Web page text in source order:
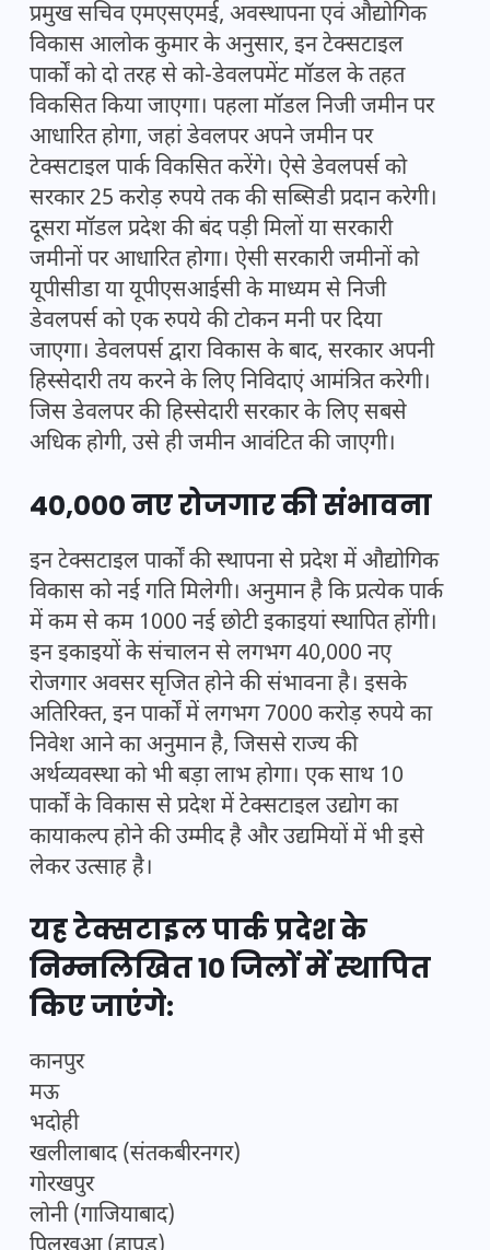
प्रमुख सचिव एमएसएमई, अवस्थापना एवं औद्योगिक
विकास आलोक कुमार के अनुसार, इन टेक्सटाइल
पार्कों को दो तरह से को-डेवलपमेंट मॉडल के तहत
विकसित किया जाएगा। पहला मॉडल निजी जमीन पर
आधारित होगा, जहां डेवलपर अपने जमीन पर
टेक्सटाइल पार्क विकसित करेंगे। ऐसे डेवलपर्स को
सरकार 25 करोड़ रुपये तक की सब्सिडी प्रदान करेगी।
दूसरा मॉडल प्रदेश की बंद पड़ी मिलों या सरकारी
जमीनों पर आधारित होगा। ऐसी सरकारी जमीनों को
यूपीसीडा या यूपीएसआईसी के माध्यम से निजी
डेवलपर्स को एक रुपये की टोकन मनी पर दिया
जाएगा। डेवलपर्स द्वारा विकास के बाद, सरकार अपनी
हिस्सेदारी तय करने के लिए निविदाएं आमंत्रित करेगी।
जिस डेवलपर की हिस्सेदारी सरकार के लिए सबसे
अधिक होगी, उसे ही जमीन आवंटित की जाएगी।
40,000 नए रोजगार की संभावना
इन टेक्सटाइल पार्कों की स्थापना से प्रदेश में औद्योगिक
विकास को नई गति मिलेगी। अनुमान है कि प्रत्येक पार्क
में कम से कम 1000 नई छोटी इकाइयां स्थापित होंगी।
इन इकाइयों के संचालन से लगभग 40,000 नए
रोजगार अवसर सृजित होने की संभावना है। इसके
अतिरिक्त, इन पार्कों में लगभग 7000 करोड़ रुपये का
निवेश आने का अनुमान है, जिससे राज्य की
अर्थव्यवस्था को भी बड़ा लाभ होगा। एक साथ 10
पार्कों के विकास से प्रदेश में टेक्सटाइल उद्योग का
कायाकल्प होने की उम्मीद है और उद्यमियों में भी इसे
लेकर उत्साह है।
यह टेक्सटाइल पार्क प्रदेश के
निम्नलिखित 10 जिलों में स्थापित
किए जाएंगे:
कानपुर
मऊ
भदोही
खलीलाबाद (संतकबीरनगर)
गोरखपुर
लोनी (गाजियाबाद)